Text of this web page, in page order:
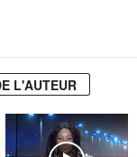
L'AUTEUR